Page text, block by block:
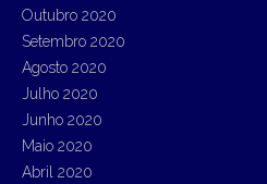
Outubro 2020
Setembro 2020
Agosto 2020
Julho 2020
Junho 2020
Maio 2020
Abril 2020